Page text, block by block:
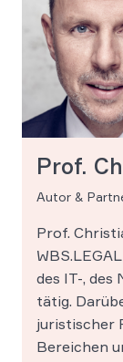
Prof.
Autor &
Prof.
des IT-, des
tätig.
juristischer
Bereichen